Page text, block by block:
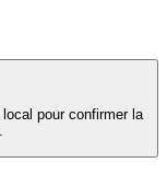
pour confirmer la